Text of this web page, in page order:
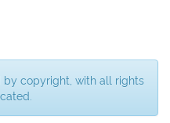
by copyright, with all rights